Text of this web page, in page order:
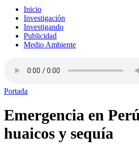
Inicio
Investigación
Investigando
Publicidad
Medio Ambiente
Portada
Emergencia en
huaicos y sequía